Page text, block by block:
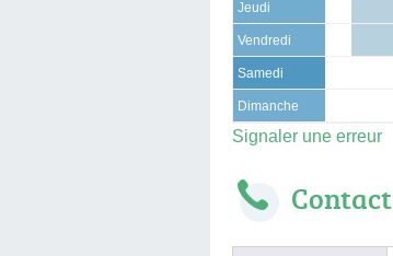
Jeudi
Vendredi
Samedi
Dimanche
Signaler une erreur
Contact